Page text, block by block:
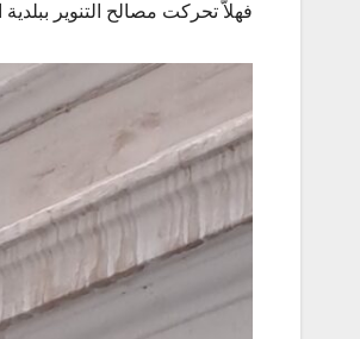
فهلاّ تحركت مصالح التنوير